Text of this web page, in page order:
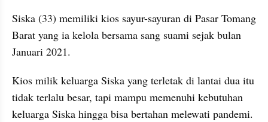
Siska (33) memiliki kios sayur-sayuran di Pasar Tomang
Barat yang ia kelola bersama sang suami sejak bulan
Januari 2021.
Kios milik keluarga Siska yang terletak di lantai dua itu
tidak terlalu besar, tapi mampu memenuhi kebutuhan
keluarga Siska hingga bisa bertahan melewati pandemi.